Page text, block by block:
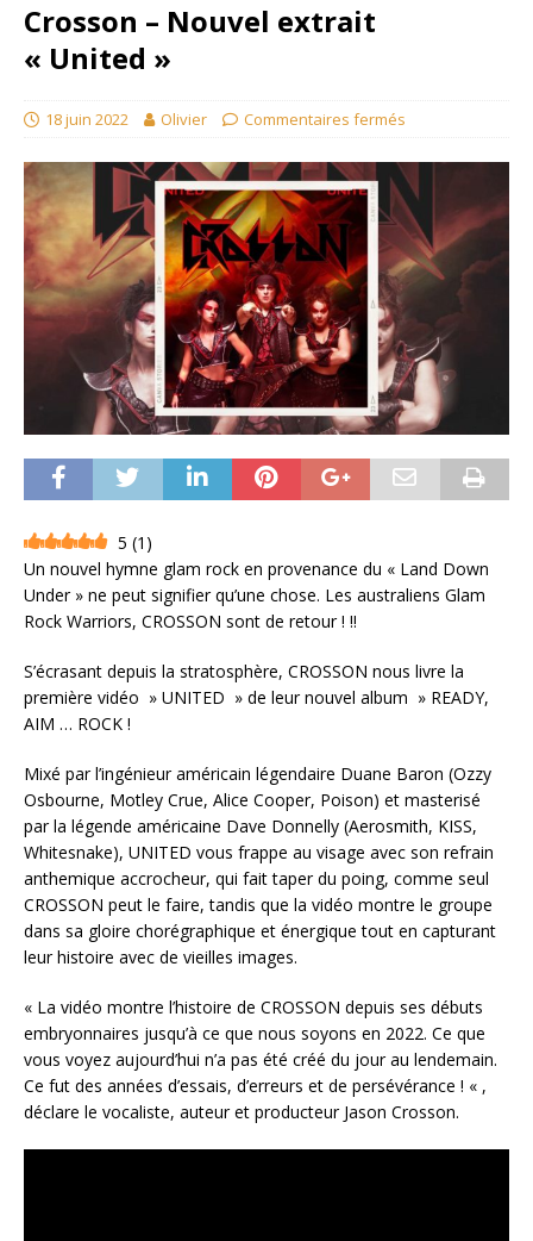
Crosson – Nouvel extrait
« United »
18 juin 2022 Olivier Commentaires fermés
5 (1 )
Un nouvel hymne glam rock en provenance du « Land Down
Under » ne peut signifier qu’une chose. Les australiens Glam
Rock Warriors, CROSSON sont de retour ! !!
S’écrasant depuis la stratosphère, CROSSON nous livre la
première vidéo » UNITED » de leur nouvel album » READY,
AIM … ROCK !
Mixé par l’ingénieur américain légendaire Duane Baron (Ozzy
Osbourne, Motley Crue, Alice Cooper, Poison) et masterisé
par la légende américaine Dave Donnelly (Aerosmith, KISS,
Whitesnake), UNITED vous frappe au visage avec son refrain
anthemique accrocheur, qui fait taper du poing, comme seul
CROSSON peut le faire, tandis que la vidéo montre le groupe
dans sa gloire chorégraphique et énergique tout en capturant
leur histoire avec de vieilles images.
« La vidéo montre l’histoire de CROSSON depuis ses débuts
embryonnaires jusqu’à ce que nous soyons en 2022. Ce que
vous voyez aujourd’hui n’a pas été créé du jour au lendemain.
Ce fut des années d’essais, d’erreurs et de persévérance ! « ,
déclare le vocaliste, auteur et producteur Jason Crosson.